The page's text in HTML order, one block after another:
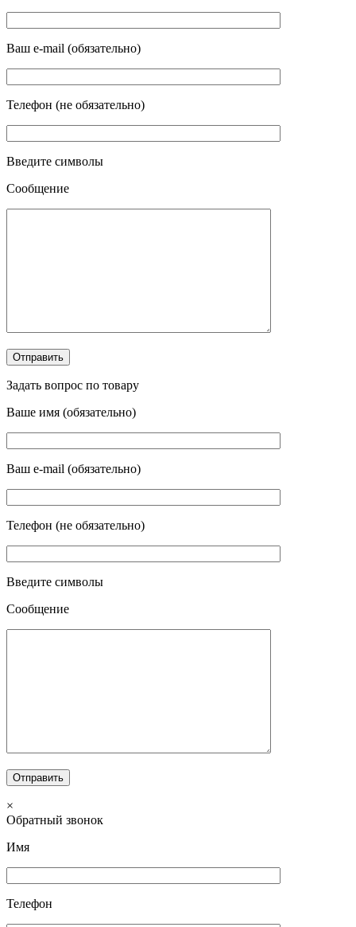
Ваш e-mail (обязательно)
Телефон (не обязательно)
Введите символы
Сообщение
Задать вопрос по товару
Ваше имя (обязательно)
Ваш e-mail (обязательно)
Телефон (не обязательно)
Введите символы
Сообщение
×
Обратный звонок
Имя
Телефон